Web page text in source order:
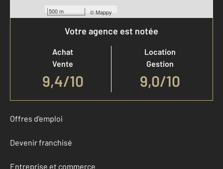
500 m ©Mappy
Votre agence est notée
Achat
Vente
9,4/10
Location
Gestion
9,0/10
Offres d'emploi
Devenir franchisé
Entreprise et commerce